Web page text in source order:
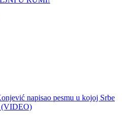
napisao pesmu u kojoj Srbe
(VIDEO)